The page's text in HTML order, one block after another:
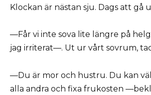
Klockan är nästan sju. Dags att gå
—Får vi inte sova lite längre på
jag irriterat—. Ut ur vårt sovrum,
—Du är mor och hustru. Du kan
alla andra och fixa frukosten